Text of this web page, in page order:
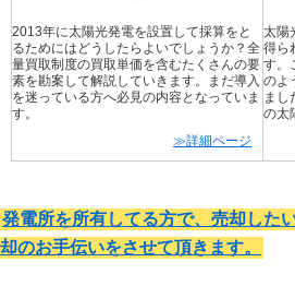
2013年に太陽光発電を設置して採算をと
るためにはどうしたらよいでしょうか？全
量買取制度の買取単価を含むたくさんの要
素を勘案して解説していきます。まだ導入
を迷っている方へ必見の内容となっていま
す。
≫詳細ページ
太陽
得ら
す。
のよ
まし
の太
発電所を所有してる方で、売却した
却のお手伝いをさせて頂きます。